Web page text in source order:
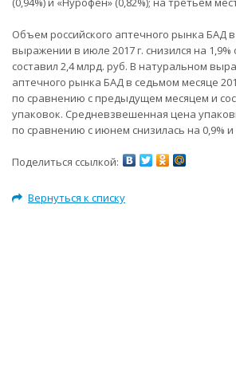
Объем российского аптечного рынка БАД
выражении в июле 2017 г. снизился на
составил 2,4 млрд. руб. В натуральном
аптечного рынка БАД в седьмом месяце
по сравнению с предыдущем месяцем и
упаковок. Средневзвешенная цена
по сравнению с июнем снизилась на 0,9% и
Поделиться ссылкой:
Вернуться к списку